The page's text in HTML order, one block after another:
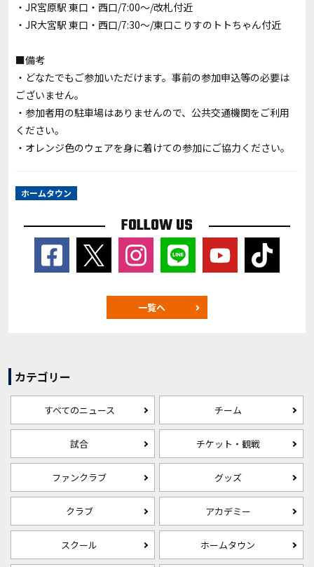
・JR宮原駅 東口・西口/7:00～/改札付近
・JR大宮駅 東口・西口/7:30～/東口こりすのトトちゃん付近
■備考
・どなたでもご参加いただけます。事前の参加申込等の必要は
ございません。
・参加者用の駐車場はありませんので、公共交通機関をご利用
ください。
・オレンジ色のウェアを身に着けての参加にご協力ください。
ホームタウン
FOLLOW US
一覧へ
カテゴリー
すべてのニュース チーム
試合 チケット・観戦
ファンクラブ グッズ
クラブ アカデミー
スクール ホームタウン